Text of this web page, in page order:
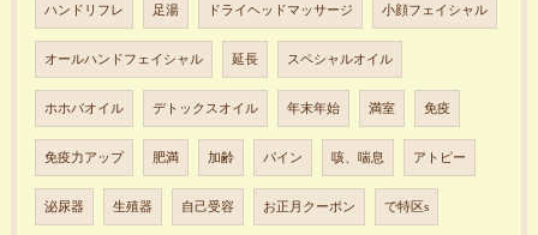
ハンドリフレ 足湯 ドライヘッドマッサージ 小顔フェイシャル
オールハンドフェイシャル 延長 スペシャルオイル
ホホバオイル デトックスオイル 年末年始 満室 免疫
免疫力アップ 肥満 加齢 パイン 咳、喘息 アトピー
泌尿器 生殖器 自己受容 お正月クーポン で特区s